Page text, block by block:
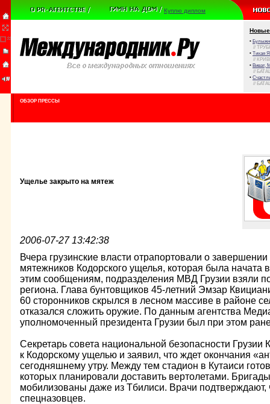
Куплю диплом
Новые
•
//
• Тихая
//
• Виват,
//
•
//
ОБЗОР ПРЕССЫ
Ущелье закрыто на мятеж
2006-07-27 13:42:38
Вчера грузинские власти отрапортовали о
мятежников Кодорского ущелья, которая была начата
этим сообщениям, подразделения МВД Грузии взяли
региона. Глава бунтовщиков 45-летний Эмзар
60 сторонников скрылся в лесном массиве в районе
отказался сложить оружие. По данным агентства
уполномоченный президента Грузии был при этом
Секретарь совета национальной безопасности
к Кодорскому ущелью и заявил, что ждет окончания
сегодняшнему утру. Между тем стадион в Кутаиси
которых планировали доставить вертолетами.
мобилизованы даже из Тбилиси. Врачи подтверждают,
спецназовцев.